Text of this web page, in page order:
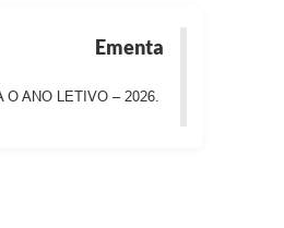
Ementa
O ANO LETIVO – 2026.